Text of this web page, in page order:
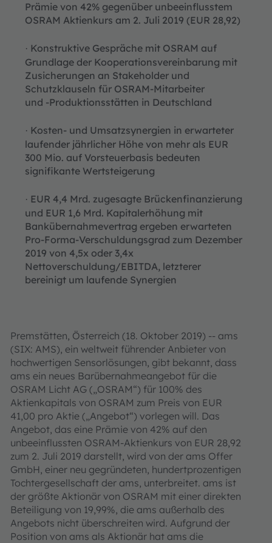
Prämie von 42% gegenüber unbeeinflusstem
OSRAM Aktienkurs am 2. Juli 2019 (EUR 28,92)
· Konstruktive Gespräche mit OSRAM auf
Grundlage der Kooperationsvereinbarung mit
Zusicherungen an Stakeholder und
Schutzklauseln für OSRAM-Mitarbeiter
und -Produktionsstätten in Deutschland
· Kosten- und Umsatzsynergien in erwarteter
laufender jährlicher Höhe von mehr als EUR
300 Mio. auf Vorsteuerbasis bedeuten
signifikante Wertsteigerung
· EUR 4,4 Mrd. zugesagte Brückenfinanzierung
und EUR 1,6 Mrd. Kapitalerhöhung mit
Bankübernahmevertrag ergeben erwarteten
Pro-Forma-Verschuldungsgrad zum Dezember
2019 von 4,5x oder 3,4x
Nettoverschuldung/EBITDA, letzterer
bereinigt um laufende Synergien
Premstätten, Österreich (18. Oktober 2019) -- ams
(SIX: AMS), ein weltweit führender Anbieter von
hochwertigen Sensorlösungen, gibt bekannt, dass
ams ein neues Barübernahmeangebot für die
OSRAM Licht AG („OSRAM“) für 100% des
Aktienkapitals von OSRAM zum Preis von EUR
41,00 pro Aktie („Angebot“) vorlegen will. Das
Angebot, das eine Prämie von 42% auf den
unbeeinflussten OSRAM-Aktienkurs von EUR 28,92
zum 2. Juli 2019 darstellt, wird von der ams Offer
GmbH, einer neu gegründeten, hundertprozentigen
Tochtergesellschaft der ams, unterbreitet. ams ist
der größte Aktionär von OSRAM mit einer direkten
Beteiligung von 19,99%, die ams außerhalb des
Angebots nicht überschreiten wird. Aufgrund der
Position von ams als Aktionär hat ams die